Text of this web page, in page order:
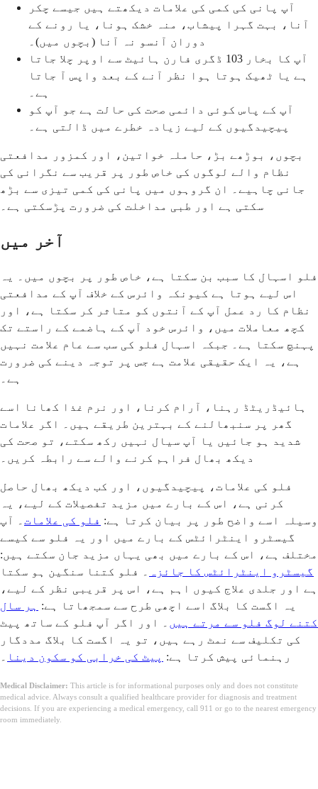
آپ پانی کی کمی کی علامات دیکھتے ہیں جیسے چکر
آنا، بہت گہرا پیشاب، منہ خشک ہونا، یا رونے کے
دوران آنسو نہ آنا (بچوں میں)۔
آپ کا بخار 103 ڈگری فارن ہائیٹ سے اوپر چلا جاتا
ہے یا ٹھیک ہوتا ہوا نظر آنے کے بعد واپس آ جاتا
ہے۔
آپ کے پاس کوئی دائمی صحت کی حالت ہے جو آپ کو
پیچیدگیوں کے لیے زیادہ خطرے میں ڈالتی ہے۔
بچوں، بوڑھے بڑ، حاملہ خواتین، اور کمزور مدافعتی
نظام والے لوگوں کی خاص طور پر قریب سے نگرانی کی
جانی چاہیے۔ ان گروہوں میں پانی کی کمی تیزی سے بڑھ
سکتی ہے اور طبی مداخلت کی ضرورت پڑسکتی ہے۔
آخر میں
فلو اسہال کا سبب بن سکتا ہے، خاص طور پر بچوں میں۔ یہ
اس لیے ہوتا ہے کیونکہ وائرس کے خلاف آپ کے مدافعتی
نظام کا رد عمل آپ کے آنتوں کو متاثر کر سکتا ہے، اور
کچھ معاملات میں، وائرس خود آپ کے ہاضمے کے راستے تک
پہنچ سکتا ہے۔ جبکہ اسہال فلو کی سب سے عام علامت نہیں
ہے، یہ ایک حقیقی علامت ہے جس پر توجہ دینے کی ضرورت
ہے۔
ہائیڈریٹڈ رہنا، آرام کرنا، اور نرم غذا کھانا اسے
گھر پر سنبھالنے کے بہترین طریقے ہیں۔ اگر علامات
شدید ہو جائیں یا آپ سیال نہیں رکھ سکتے، تو صحت کی
دیکھ بھال فراہم کرنے والے سے رابطہ کریں۔
فلو کی علامات، پیچیدگیوں، اور کب دیکھ بھال حاصل
کرنی ہے، اس کے بارے میں مزید تفصیلات کے لیے، یہ
وسیلہ اسے واضح طور پر بیان کرتا ہے: فلو کی علامات ۔ آپ
گیسٹرو اینٹرائٹس کے بارے میں اور یہ فلو سے کیسے
مختلف ہے، اس کے بارے میں بھی یہاں مزید جان سکتے ہیں:
گیسٹرو اینٹرائٹس کا جائزہ
۔ فلو کتنا سنگین ہو سکتا
ہے اور جلدی علاج کیوں اہم ہے، اس پر قریبی نظر کے لیے،
یہ اگست کا بلاگ اسے اچھی طرح سے سمجھاتا ہے: ہر سال
کتنے لوگ فلو سے مرتے ہیں
۔ اور اگر آپ فلو کے ساتھ پیٹ
کی تکلیف سے نمٹ رہے ہیں، تو یہ اگست کا بلاگ مددگار
رہنمائی پیش کرتا ہے: پیٹ کی خرابی کو سکون دینا
Medical Disclaimer: This article is for informational purposes only and does not constitute
medical advice. Always consult a qualified healthcare provider for diagnosis and treatment
decisions. If you are experiencing a medical emergency, call 911 or go to the nearest emergency
room immediately.